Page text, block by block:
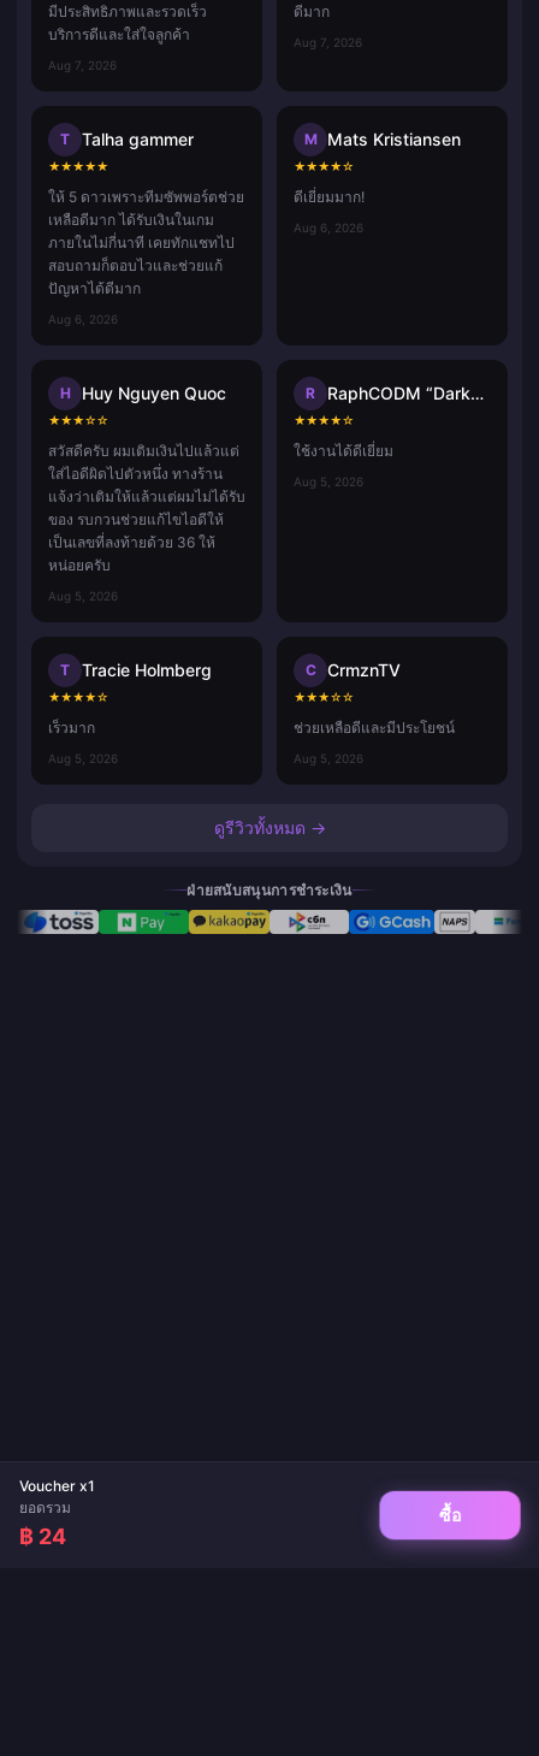
Voucher x1
ยอดรวม
฿ 24
ซื้อ
มีประสิทธิภาพและรวดเร็ว
บริการดีและใส่ใจลูกค้า
Aug 7, 2026
ดีมาก
Aug 7, 2026
T Talha gammer
★★★★★
ให้ 5 ดาวเพราะทีมซัพพอร์ตช่วย
เหลือดีมาก ได้รับเงินในเกม
ภายในไม่กี่นาที เคยทักแชทไป
สอบถามก็ตอบไวและช่วยแก้
ปัญหาได้ดีมาก
Aug 6, 2026
M Mats Kristiansen
★★★★☆
ดีเยี่ยมมาก!
Aug 6, 2026
H Huy Nguyen Quoc
★★★☆☆
สวัสดีครับ ผมเติมเงินไปแล้วแต่
ใส่ไอดีผิดไปตัวหนึ่ง ทางร้าน
แจ้งว่าเติมให้แล้วแต่ผมไม่ได้รับ
ของ รบกวนช่วยแก้ไขไอดีให้
เป็นเลขที่ลงท้ายด้วย 36 ให้
หน่อยครับ
Aug 5, 2026
R RaphCODM “Darkninja_Agma.io”
★★★★☆
ใช้งานได้ดีเยี่ยม
Aug 5, 2026
T Tracie Holmberg
★★★★☆
เร็วมาก
Aug 5, 2026
C CrmznTV
★★★☆☆
ช่วยเหลือดีและมีประโยชน์
Aug 5, 2026
ดูรีวิวทั้งหมด →
ฝ่ายสนับสนุนการชำระเงิน